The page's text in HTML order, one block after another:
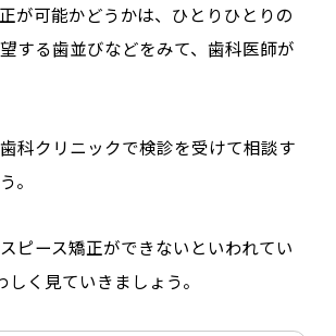
が可能かどうかは、 ひとりひとりの
する歯並びなどをみて、歯科医師が
科クリニックで検診を受けて相談す
。
ピース矯正ができないといわれてい
く見ていきましょう。